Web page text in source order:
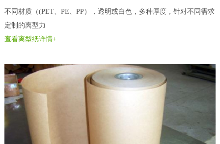
不同材质（(PET、PE、PP），透明或白色，多种厚度，针对不同需求
定制的离型力
查看离型纸详情+